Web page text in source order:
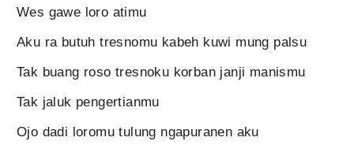
Wes gawe loro atimu
Aku ra butuh tresnomu kabeh kuwi mung palsu
Tak buang roso tresnoku korban janji manismu
Tak jaluk pengertianmu
Ojo dadi loromu tulung ngapuranen aku